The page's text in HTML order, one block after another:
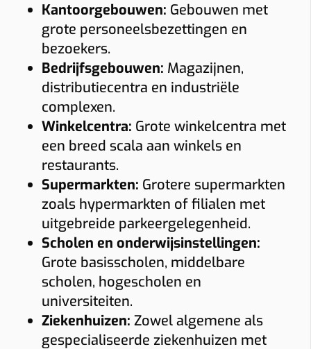
Kantoorgebouwen: Gebouwen met
grote personeelsbezettingen en
bezoekers.
Bedrijfsgebouwen: Magazijnen,
distributiecentra en industriële
complexen.
Winkelcentra: Grote winkelcentra met
een breed scala aan winkels en
restaurants.
Supermarkten: Grotere supermarkten
zoals hypermarkten of filialen met
uitgebreide parkeergelegenheid.
Scholen en onderwijsinstellingen:
Grote basisscholen, middelbare
scholen, hogescholen en
universiteiten.
Ziekenhuizen: Zowel algemene als
gespecialiseerde ziekenhuizen met
Bidirectioneel 22 kW
Indicatieve totaalprijs
€ 1543 – € 1774
(incl. 6% btw)
Toestel: € 882
Installatie + materiaal: € 350 • Load balancing: € 87
Keuring: € 165
Naam
E-mail
Telefoon
Installatieadres